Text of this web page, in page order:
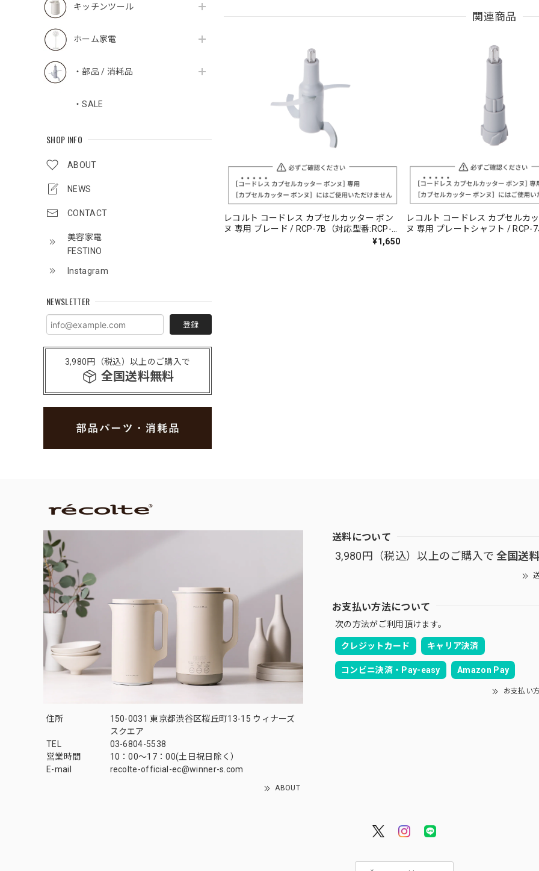
キッチンツール
ホーム家電
・部品 / 消耗品
・SALE
SHOP INFO
ABOUT
NEWS
CONTACT
美容家電
FESTINO
Instagram
NEWSLETTER
登録
3,980円（税込）以上のご購入で
全国送料無料
関連商品
レコルト コードレス カプセルカッター ボン
ヌ 専用 ブレード / RCP-7B（対応型番:RCP-
¥1,650
レコルト コードレス カプセルカ
ヌ 専用 プレートシャフト / RCP-
住所
150-0031 東京都渋谷区桜丘町13-15 ウィナーズ
スクエア
TEL
03-6804-5538
営業時間
10：00〜17：00(土日祝日除く）
E-mail
recolte-official-ec@winner-s.com
ABOUT
送料について
3,980円（税込）以上のご購入で 全国送
お支払い方法について
次の方法がご利用頂けます。
クレジットカード キャリア決済
コンビニ決済・Pay-easy Amazon Pay
お支払い